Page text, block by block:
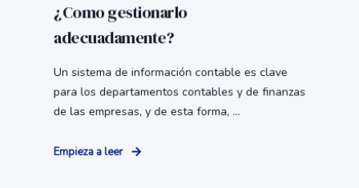
¿Como gestionarlo
adecuadamente?
Un sistema de información contable es clave
para los departamentos contables y de finanzas
de las empresas, y de esta forma, ...
Empieza a leer